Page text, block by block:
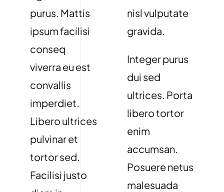
purus. Mattis
ipsum facilisi
conseq
viverra eu est
convallis
imperdiet.
Libero ultrices
pulvinar et
tortor sed.
Facilisi justo
nisl vulputate
gravida.
Integer purus
dui sed
ultrices. Porta
libero tortor
enim
accumsan.
Posuere netus
malesuada